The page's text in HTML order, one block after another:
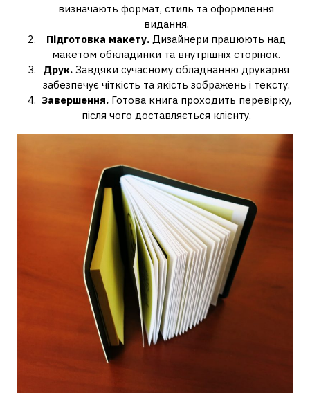
визначають формат, стиль та оформлення
видання.
Підготовка макету. Дизайнери працюють над
макетом обкладинки та внутрішніх сторінок.
Друк. Завдяки сучасному обладнанню друкарня
забезпечує чіткість та якість зображень і тексту.
Завершення.Готова книга проходить перевірку,
після чого доставляється клієнту.